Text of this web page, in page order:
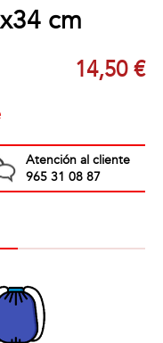
cm
14,50 €
Atención al cliente
965 31 08 87